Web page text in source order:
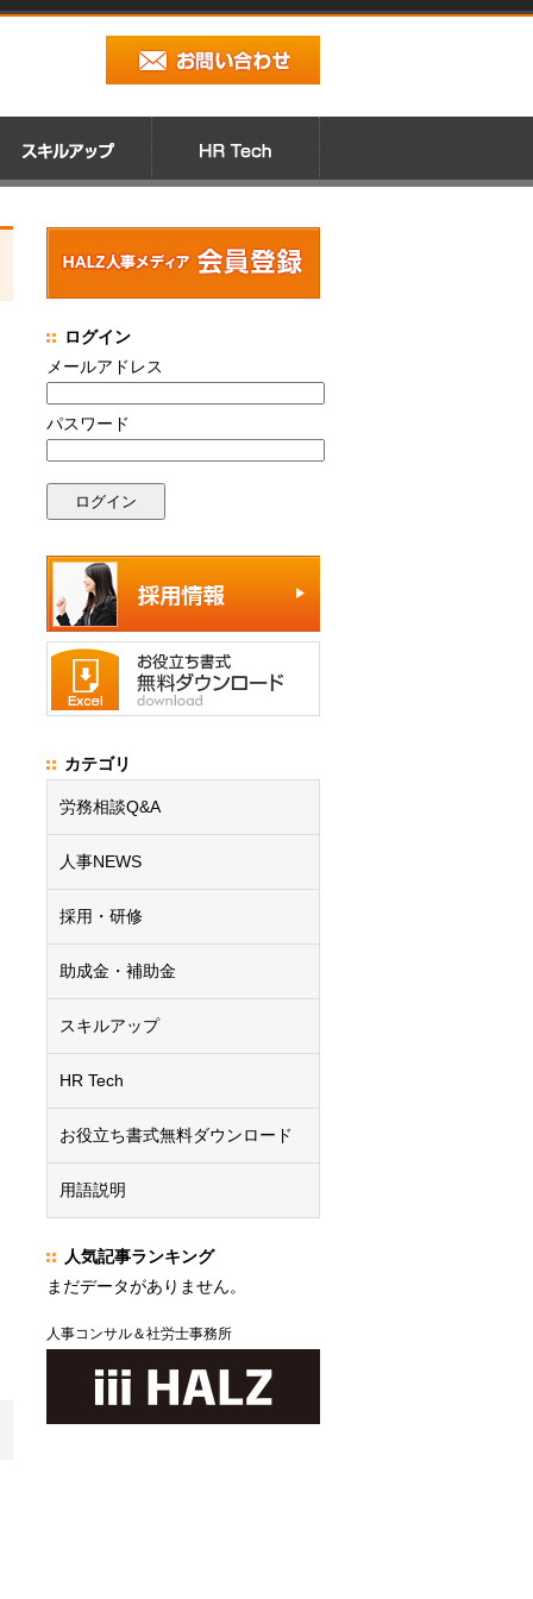
ログイン
メールアドレス
パスワード
カテゴリ
労務相談Q&A
人事NEWS
採用・研修
助成金・補助金
スキルアップ
HR Tech
お役立ち書式無料ダウンロード
用語説明
人気記事ランキング
まだデータがありません。
人事コンサル＆社労士事務所